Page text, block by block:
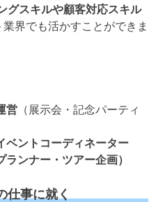
グスキルや顧客対応スキル
界でも活かすことができま
営 （展示会・記念パーティ
ベントコーディネーター
ンナー・ツアー企画）
仕事に就く